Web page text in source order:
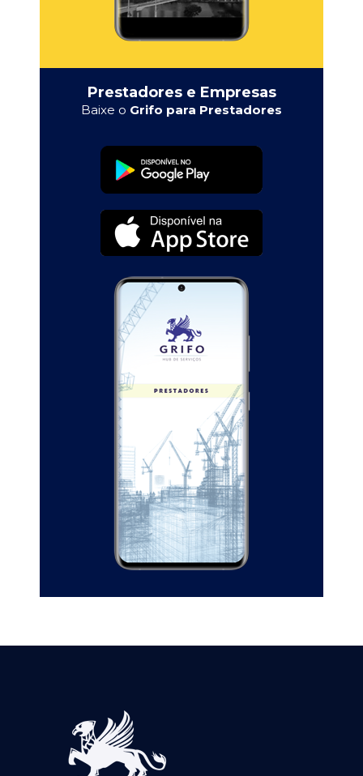
Prestadores e Empresas
Baixe o Grifo para Prestadores